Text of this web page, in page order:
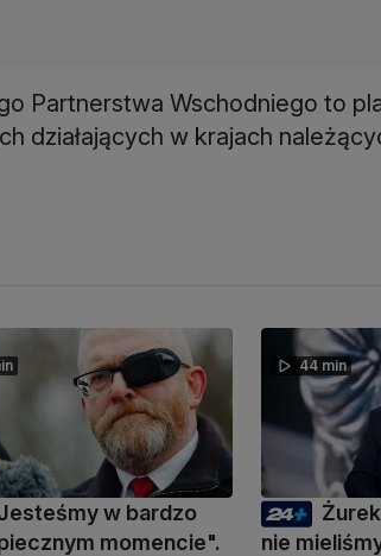
Partnerstwa Wschodniego to
działających w krajach
w bardzo
momencie".
44 min
nie